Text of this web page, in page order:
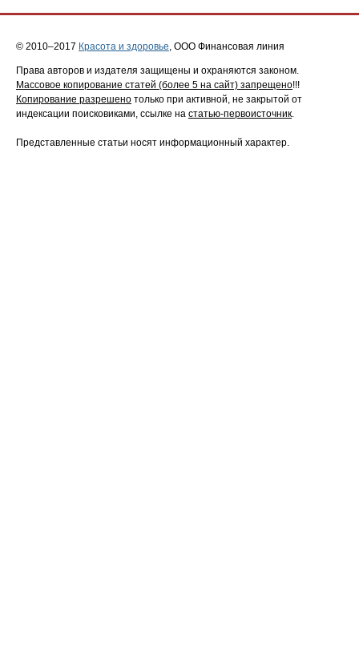
© 2010–2017 Красота и здоровье , ООО Финансовая линия
Права авторов и издателя защищены и охраняются законом.
Массовое копирование статей (более 5 на сайт) запрещено!!!
Копирование разрешено только при активной, не закрытой от
индексации поисковиками, ссылке на статью-первоисточник
Представленные статьи носят информационный характер.